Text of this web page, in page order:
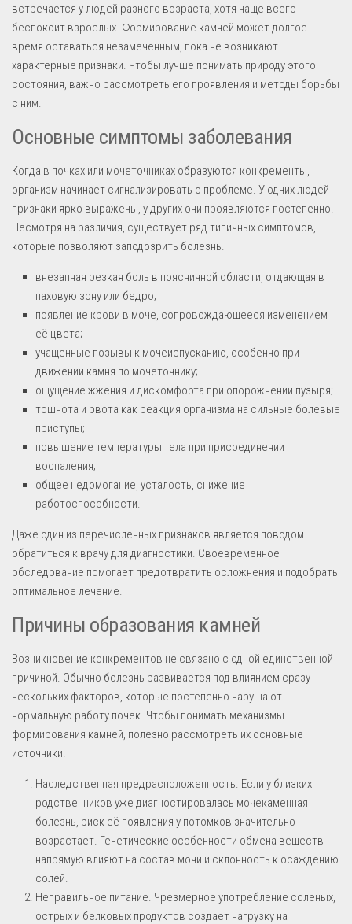
встречается у людей разного возраста, хотя чаще всего
беспокоит взрослых. Формирование камней может долгое
время оставаться незамеченным, пока не возникают
характерные признаки. Чтобы лучше понимать природу этого
состояния, важно рассмотреть его проявления и методы борьбы
с ним.
Основные симптомы заболевания
Когда в почках или мочеточниках образуются конкременты,
организм начинает сигнализировать о проблеме. У одних людей
признаки ярко выражены, у других они проявляются постепенно.
Несмотря на различия, существует ряд типичных симптомов,
которые позволяют заподозрить болезнь.
внезапная резкая боль в поясничной области, отдающая в
паховую зону или бедро;
появление крови в моче, сопровождающееся изменением
её цвета;
учащенные позывы к мочеиспусканию, особенно при
движении камня по мочеточнику;
ощущение жжения и дискомфорта при опорожнении пузыря;
тошнота и рвота как реакция организма на сильные болевые
приступы;
повышение температуры тела при присоединении
воспаления;
общее недомогание, усталость, снижение
работоспособности.
Даже один из перечисленных признаков является поводом
обратиться к врачу для диагностики. Своевременное
обследование помогает предотвратить осложнения и подобрать
оптимальное лечение.
Причины образования камней
Возникновение конкрементов не связано с одной единственной
причиной. Обычно болезнь развивается под влиянием сразу
нескольких факторов, которые постепенно нарушают
нормальную работу почек. Чтобы понимать механизмы
формирования камней, полезно рассмотреть их основные
источники.
Наследственная предрасположенность. Если у близких
родственников уже диагностировалась мочекаменная
болезнь, риск её появления у потомков значительно
возрастает. Генетические особенности обмена веществ
напрямую влияют на состав мочи и склонность к осаждению
солей.
Неправильное питание. Чрезмерное употребление соленых,
острых и белковых продуктов создает нагрузку на